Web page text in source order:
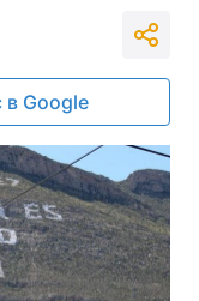
в Google